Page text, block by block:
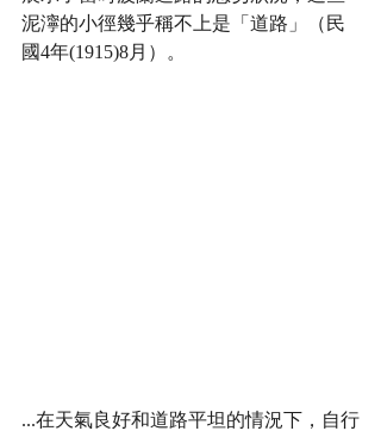
泥濘的小徑幾乎稱不上是「道路」（民
國4年(1915)8月）。
...在天氣良好和道路平坦的情況下，自行